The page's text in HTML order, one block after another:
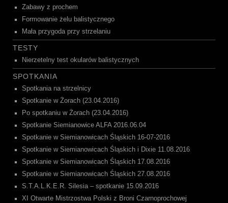
Zabawy z prochem
Formowanie żelu balistycznego
Mała przygoda przy strzelaniu
TESTY
Nierzetelny test okularów balistycznych
SPOTKANIA
Spotkania na strzelnicy
Spotkanie w Żorach (23.04.2016)
Po spotkaniu w Żorach (23.04.2016)
Spotkanie Siemianowice ALFA 2016.06.04
Spotkanie w Siemianowicach Śląskich 16-07-2016
Spotkanie w Siemianowicach Śląskich i Dixie 11.08.2016
Spotkanie w Siemianowicach Śląskich 17.08.2016
Spotkanie w Siemianowicach Śląskich 27.08.2016
S.T.A.L.K.E.R. Silesia – spotkanie 15.09.2016
XI Otwarte Mistrzostwa Polski z Broni Czarnoprochowej